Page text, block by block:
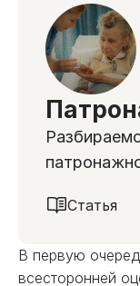
Статья
В первую
всесторонней